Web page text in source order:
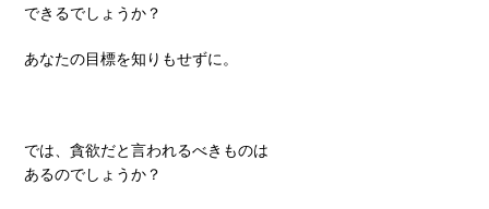
できるでしょうか？
あなたの目標を知りもせずに。
では、貪欲だと言われるべきものは
あるのでしょうか？